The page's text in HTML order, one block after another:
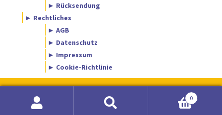
► Rücksendung
► Rechtliches
► AGB
► Datenschutz
► Impressum
► Cookie-Richtlinie
0